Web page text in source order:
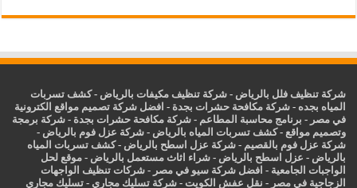
شركة تنظيف فلل بالرياض -شركة تنظيف مكيفات بالرياض -كشف تسربات
المياه بجده -شركة مكافحة حشرات بجدة - افضل شركة تصميم مواقع الكترونية
في مصر - برنامج محاسبة المطاعم -شركة مكافحة حشرات بجدة -شركة برمجة
وتصميم مواقع -كشف تسربات المياه بالرياض -شركة عزل فوم بالرياض -
شركة عزل فوم بالقصيم -شركة عزل اسطح بالرياض -كشف تسربات المياه
بالرياض - عزل اسطح بالرياض -شراء اثاث مستعمل بالرياض - موقع لحل
الواجبات الجامعية - افضل شركة سيو في مصر -شركات تنظيف الواجهات
الزجاجية في مصر - نقل عفش الكويت -شركة تسليك مجاري -تسليك مجاري